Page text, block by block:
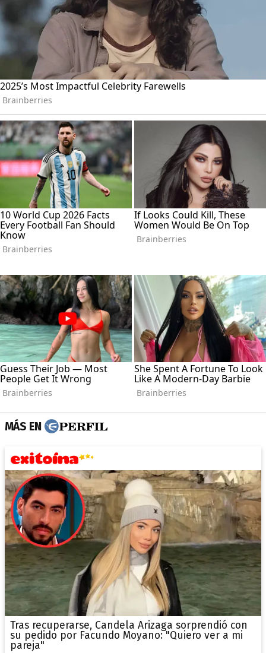
MÁS EN
Tras recuperarse, Candela Arizaga sorprendió con
su pedido por Facundo Moyano: "Quiero ver a mi
pareja"